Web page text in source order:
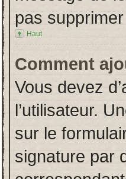
pas
Haut
Comment
Vous devez
l’utilisateur.
sur le
signature par